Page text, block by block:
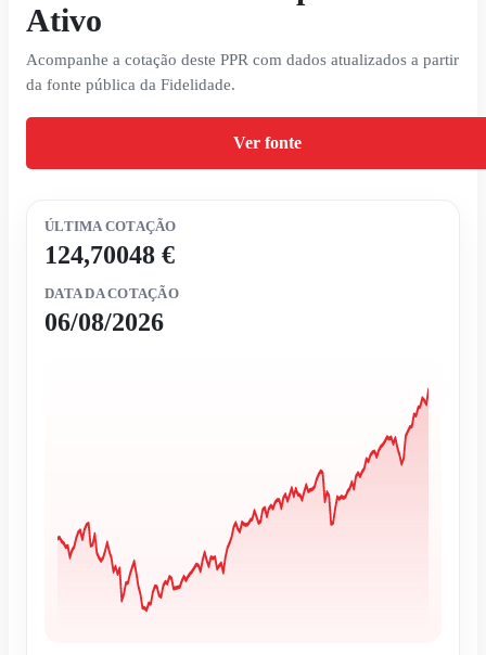
Ativo
Acompanhe a cotação deste PPR com dados atualizados a partir
da fonte pública da Fidelidade.
Ver fonte
ÚLTIMA COTAÇÃO
124,70048 €
DATA DA COTAÇÃO
06/08/2026